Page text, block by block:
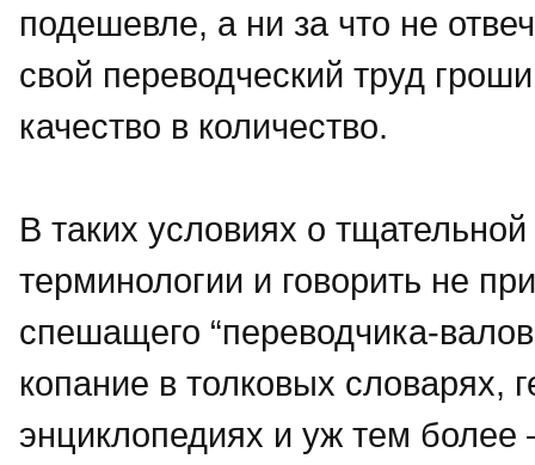
подешевле, а ни за что не
свой переводческий труд
качество в количество.
В таких условиях о
терминологии и говорить не
спешащего “переводчика-
копание в толковых словарях,
энциклопедиях и уж тем более